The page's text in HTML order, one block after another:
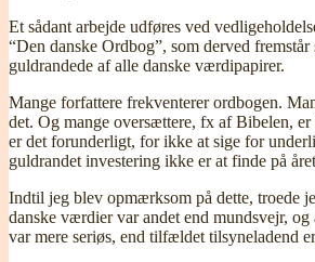
Et sådant arbejde udføres ved
“Den danske Ordbog”, som derved fremstår
guldrandede af alle danske værdipapirer.
Mange forfattere frekventerer ordbogen.
det. Og mange oversættere, fx af Bibelen,
er det forunderligt, for ikke at sige for
guldrandet investering ikke er at finde på
Indtil jeg blev opmærksom på dette, troede
danske værdier var andet end mundsvejr,
var mere seriøs, end tilfældet tilsyneladend